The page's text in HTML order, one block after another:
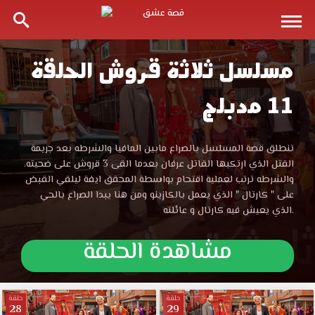
مسلسل
ثلاثة
قروش
الحلقة
مدبلجة
قصة
مسلسل ثلاثة قروش الحلقة
11 مدبلج
مسلسل
ثلاثة
قروش
الحلقة
11
قصة
عشق
مشاهدة
وتحميل
المسلسل
تنطلق قصة المسلسل بالصراع مابين المافيا والشرطه بعد جريمة
القتل الذي ارتكبها القاتل عرفان بعدما القى 3 قروش على ضحيته،
والشرطه ترتب لعملية اقتحام بواسطة المحقق ايفة ليلقي القبض
على " كارتال " الذي يعمل بالكازينو ومن هنا يبدا الصراع بالحي
الذي يعيش فيه كارتال و عائلته.
مشاهدة الحلقة
حلقة
29
حلقة
28